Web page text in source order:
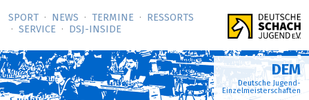
SPORT NEWS TERMINE
RESSORTS
SERVICE
DSJ-­INSIDE
DEM
Deutsche Jugend-
Einzelmeisterschaften